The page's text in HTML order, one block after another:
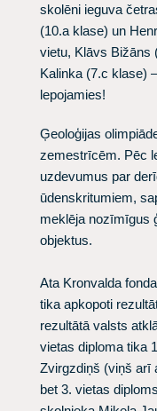
skolēni ieguva
(10.a klase) un
vietu, Klāvs Bižāns
Kalinka (7.c klase)
lepojamies!
Ģeoloģijas
zemestrīcēm. Pēc
uzdevumus par
ūdenskritumiem,
meklēja nozīmīgus
objektus.
Ata Kronvalda
tika apkopoti
rezultātā valsts
vietas diploma tika
Zvirgzdiņš (viņš arī
bet 3. vietas